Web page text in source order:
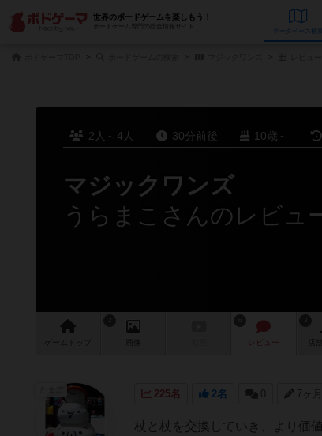
世界のボードゲームを楽しもう！
ボードゲーム専門の総合情報サイト
デー
2人～4人 30分前後 10歳～
マジックワンズ
うらまこさんのレビュ
ゲーム 画像 レビュー 店舗/
225名 2名 0 7ヶ月
杖と杖を交換していき、より価